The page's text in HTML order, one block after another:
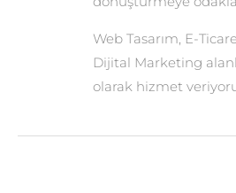
Web Tasarım, E-
Dijital Marketing
olarak hizmet